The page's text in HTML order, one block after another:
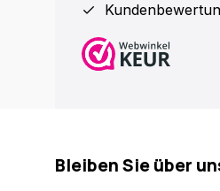
Bleiben Sie über